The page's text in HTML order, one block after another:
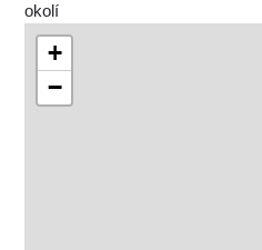
okolí
+
−